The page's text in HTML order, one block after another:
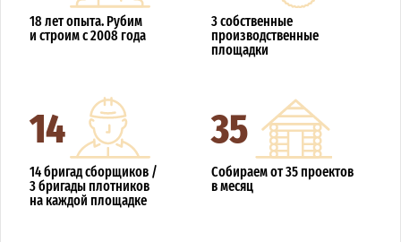
18 лет опыта. Рубим
и строим с 2008 года
3 собственные
производственные
площадки
14
14 бригад сборщиков /
3 бригады плотников
на каждой площадке
35
Собираем от 35 проектов
в месяц